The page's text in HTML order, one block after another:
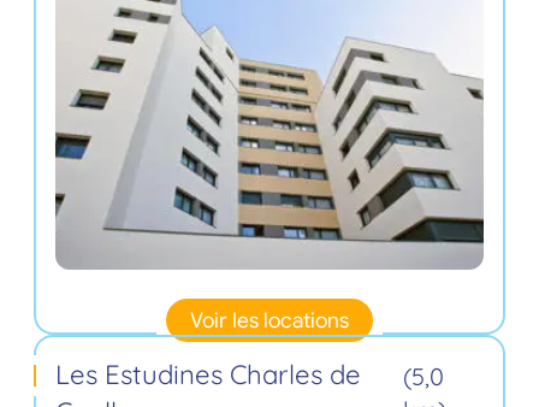
Voir les locations
Les Estudines Charles de
(5,0